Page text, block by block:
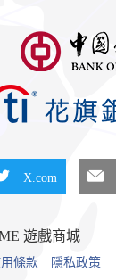
X.com
遊戲商城
條款 隱私政策